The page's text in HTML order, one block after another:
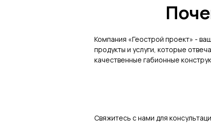
Компания «Геострой проект» -
продукты и услуги, которые
качественные габионные
Свяжитесь с нами для